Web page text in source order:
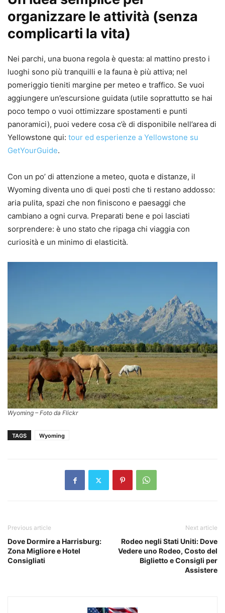
organizzare le attività (senza
complicarti la vita)
Nei parchi, una buona regola è questa: al mattino presto i
luoghi sono più tranquilli e la fauna è più attiva; nel
pomeriggio tieniti margine per meteo e traffico. Se vuoi
aggiungere un’escursione guidata (utile soprattutto se hai
poco tempo o vuoi ottimizzare spostamenti e punti
panoramici), puoi vedere cosa c’è di disponibile nell’area di
Yellowstone qui: tour ed esperienze a Yellowstone su
GetYourGuide.
Con un po’ di attenzione a meteo, quota e distanze, il
Wyoming diventa uno di quei posti che ti restano addosso:
aria pulita, spazi che non finiscono e paesaggi che
cambiano a ogni curva. Preparati bene e poi lasciati
sorprendere: è uno stato che ripaga chi viaggia con
curiosità e un minimo di elasticità.
Wyoming – Foto da Flickr
TAGS Wyoming
Previous article
Dove Dormire a Harrisburg:
Zona Migliore e Hotel
Consigliati
Next article
Rodeo negli Stati Uniti: Dove
Vedere uno Rodeo, Costo del
Biglietto e Consigli per
Assistere